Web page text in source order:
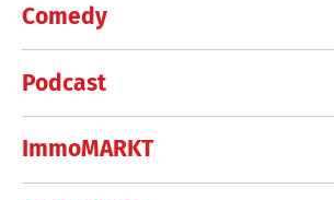
Comedy
Podcast
ImmoMARKT